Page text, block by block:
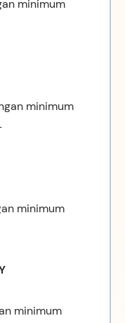
minimum
minimum
minimum
minimum